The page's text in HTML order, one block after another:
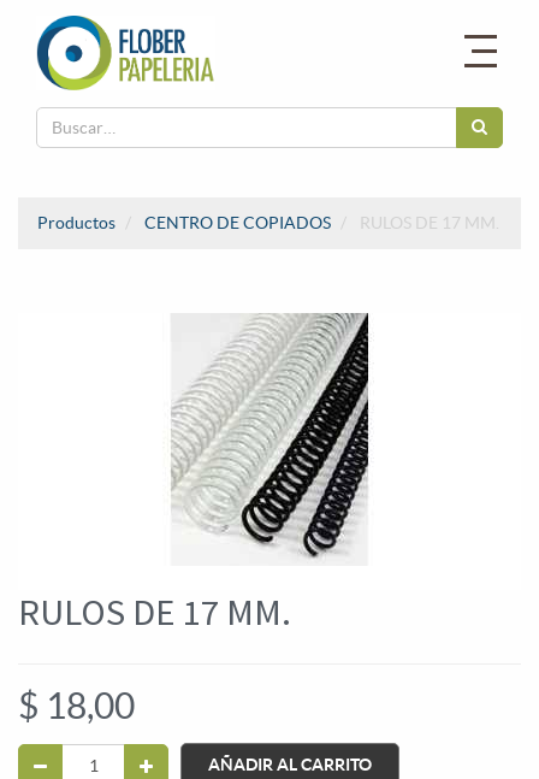
Productos CENTRO DE COPIADOS RULOS DE 17 MM.
RULOS DE 17 MM.
$ 18,00
AÑADIR AL CARRITO